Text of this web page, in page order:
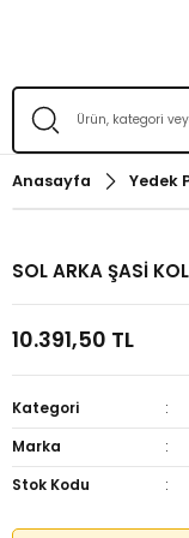
Anasayfa Yedek
SOL ARKA ŞASİ
10.391,50 TL
Kategori
Marka
Stok Kodu